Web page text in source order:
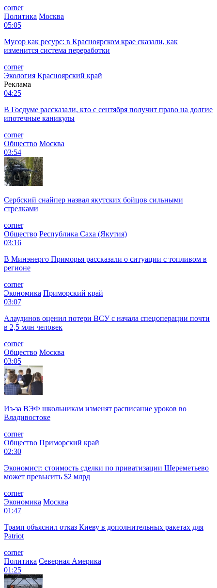
corner
Политика Москва
05:05
Мусор как ресурс: в Красноярском крае сказали, как
изменится система переработки
corner
Экология Красноярский край
Реклама
04:25
В Госдуме рассказали, кто с сентября получит право на долгие
ипотечные каникулы
corner
Общество Москва
03:54
Сербский снайпер назвал якутских бойцов сильными
стрелками
corner
Общество Республика Саха (Якутия)
03:16
В Минэнерго Приморья рассказали о ситуации с топливом в
регионе
corner
Экономика Приморский край
03:07
Алаудинов оценил потери ВСУ с начала спецоперации почти
в 2,5 млн человек
corner
Общество Москва
03:05
Из-за ВЭФ школьникам изменят расписание уроков во
Владивостоке
corner
Общество Приморский край
02:30
Экономист: стоимость сделки по приватизации Шереметьево
может превысить $2 млрд
corner
Экономика Москва
01:47
Трамп объяснил отказ Киеву в дополнительных ракетах для
Patriot
corner
Политика Северная Америка
01:25